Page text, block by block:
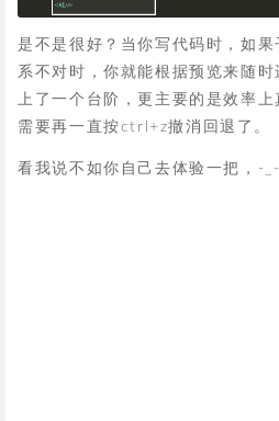
是不是很好？当你写代码时，如
系不对时，你就能根据预览来随
上了一个台阶，更主要的是效率
需要再一直按ctrl+z撤消回退了。
看我说不如你自己去体验一把，-_-